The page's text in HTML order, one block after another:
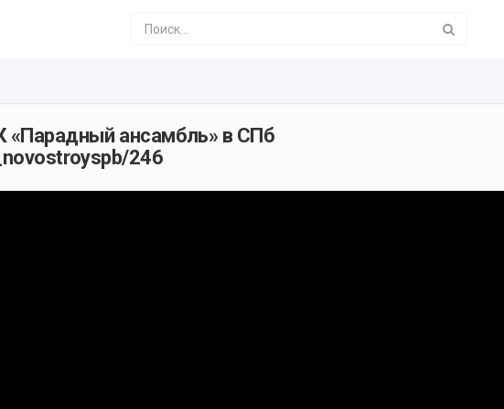
«Парадный ансамбль» в СПб
246